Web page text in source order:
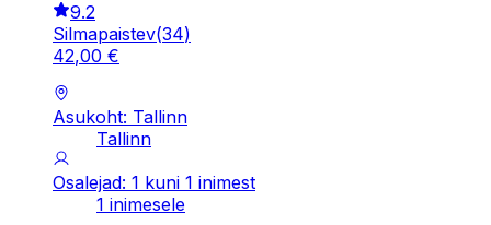
9.2
Silmapaistev(34)
42,00 €
Asukoht: Tallinn
Tallinn
Osalejad: 1 kuni 1 inimest
1 inimesele